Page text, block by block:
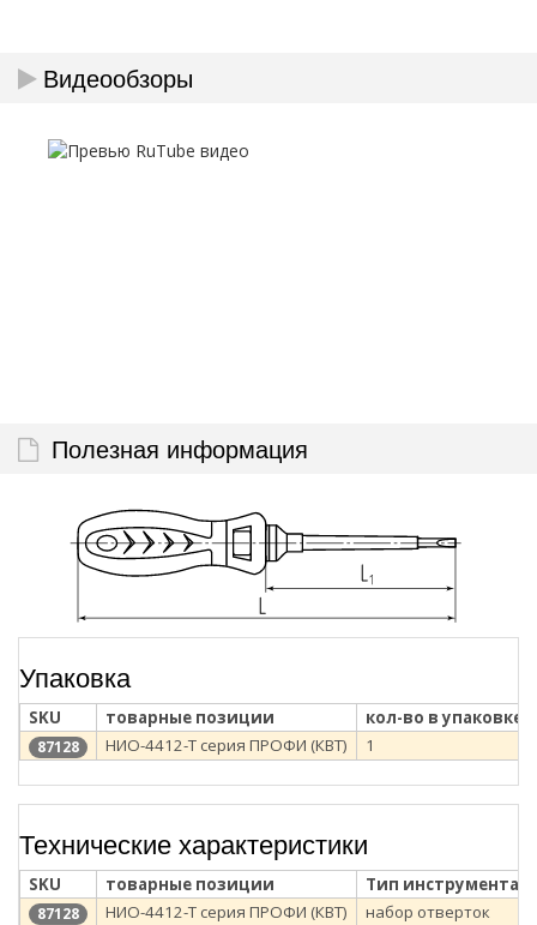
Видеообзоры
Полезная информация
Упаковка
SKU товарные позиции кол-во в упаковке
87128 НИО-4412-Т серия ПРОФИ (КВТ) 1
Технические характеристики
SKU товарные позиции Тип инструмента
87128 НИО-4412-Т серия ПРОФИ (КВТ) набор отверток